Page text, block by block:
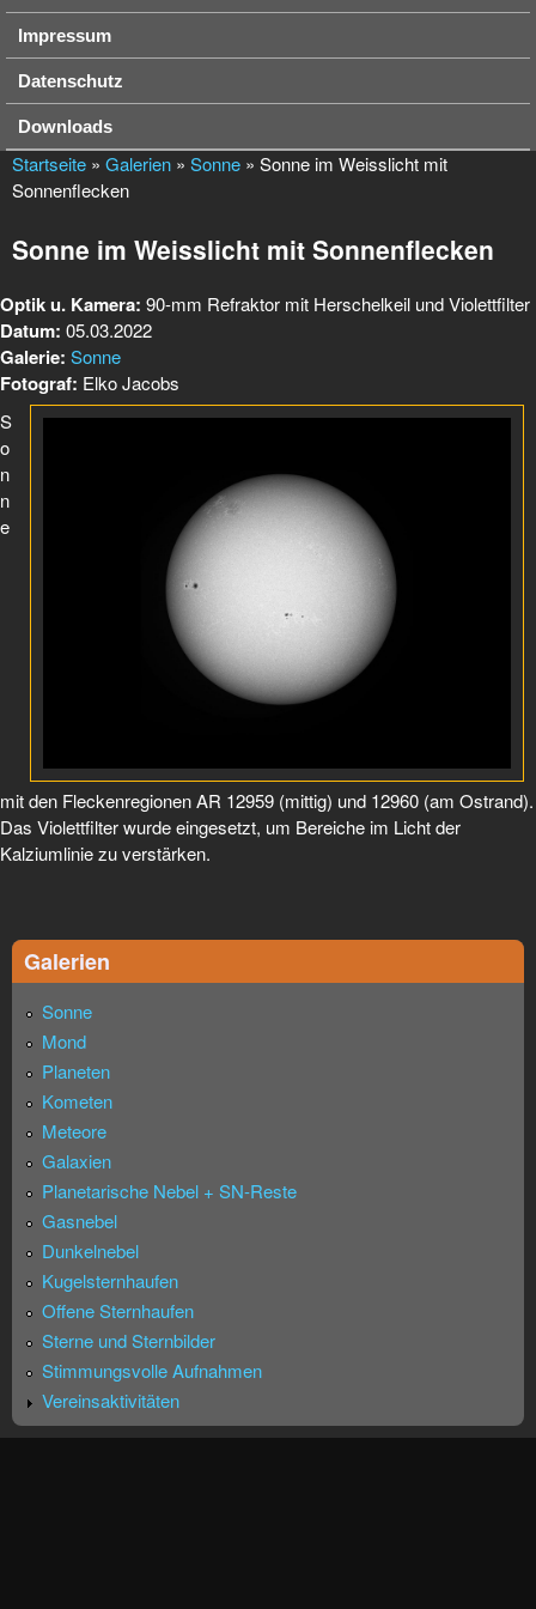
Impressum
Datenschutz
Downloads
Startseite » Galerien » Sonne » Sonne im Weisslicht mit
Sonnenflecken
Sonne im Weisslicht mit Sonnenflecken
Optik u. Kamera: 90-mm Refraktor mit Herschelkeil und Violettfilter
Datum: 05.03.2022
Galerie: Sonne
Fotograf: Elko Jacobs
S
o
n
n
e
mit den Fleckenregionen AR 12959 (mittig) und 12960 (am Ostrand).
Das Violettfilter wurde eingesetzt, um Bereiche im Licht der
Kalziumlinie zu verstärken.
Galerien
Sonne
Mond
Planeten
Kometen
Meteore
Galaxien
Planetarische Nebel + SN-Reste
Gasnebel
Dunkelnebel
Kugelsternhaufen
Offene Sternhaufen
Sterne und Sternbilder
Stimmungsvolle Aufnahmen
Vereinsaktivitäten